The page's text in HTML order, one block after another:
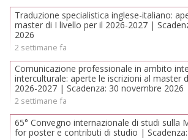
Traduzione specialistica inglese-italiano: aperte le iscrizioni al
master di I livello per il 2026-2027 |
2026
2 settimane fa
Comunicazione professionale in ambito internazionale e
interculturale: aperte le iscrizioni al master
2026-2027 | Scadenza: 30 novembre 2026
2 settimane fa
65° Convegno internazionale di studi sulla Magna Grecia: call
for poster e contributi di studio |